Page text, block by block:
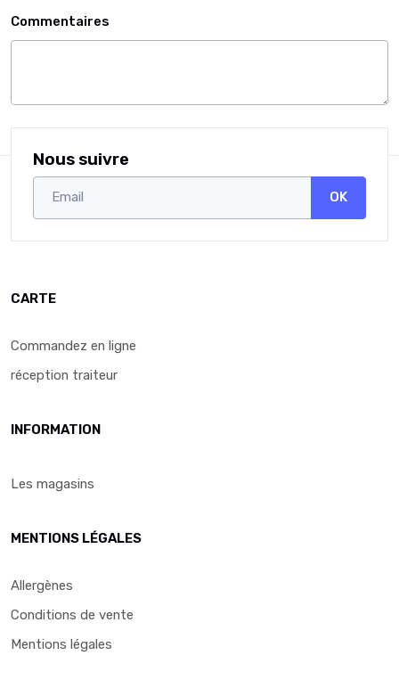
Commentaires
Nous suivre
OK
CARTE
Commandez en ligne
réception traiteur
INFORMATION
Les magasins
MENTIONS LÉGALES
Allergènes
Conditions de vente
Mentions légales